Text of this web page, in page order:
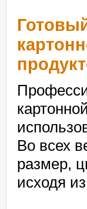
Во всех
размер,
исходя